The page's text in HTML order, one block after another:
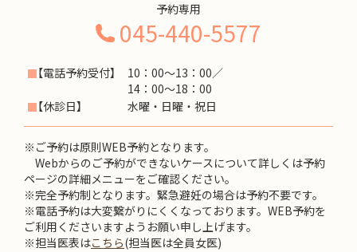
予約専用
045-440-5577
【電話予約受付】
10：00～13：00／
14：00～18：00
【休診日】
水曜・日曜・祝日
※ご予約は原則WEB予約となります。
Webからのご予約ができないケースについて詳しくは予約
ページの詳細メニューをご確認ください。
※完全予約制となります。緊急避妊の場合は予約不要です。
※電話予約は大変繋がりにくくなっております。WEB予約を
ご利用くださいますようお願い申し上げます。
※担当医表はこちら(担当医は全員女医)